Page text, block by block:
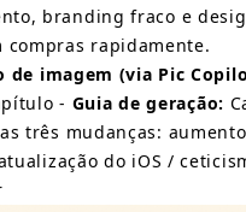
branding fraco e
compras rapidamente.
de imagem (via Pic
- Guia de geração:
três mudanças:
do iOS /